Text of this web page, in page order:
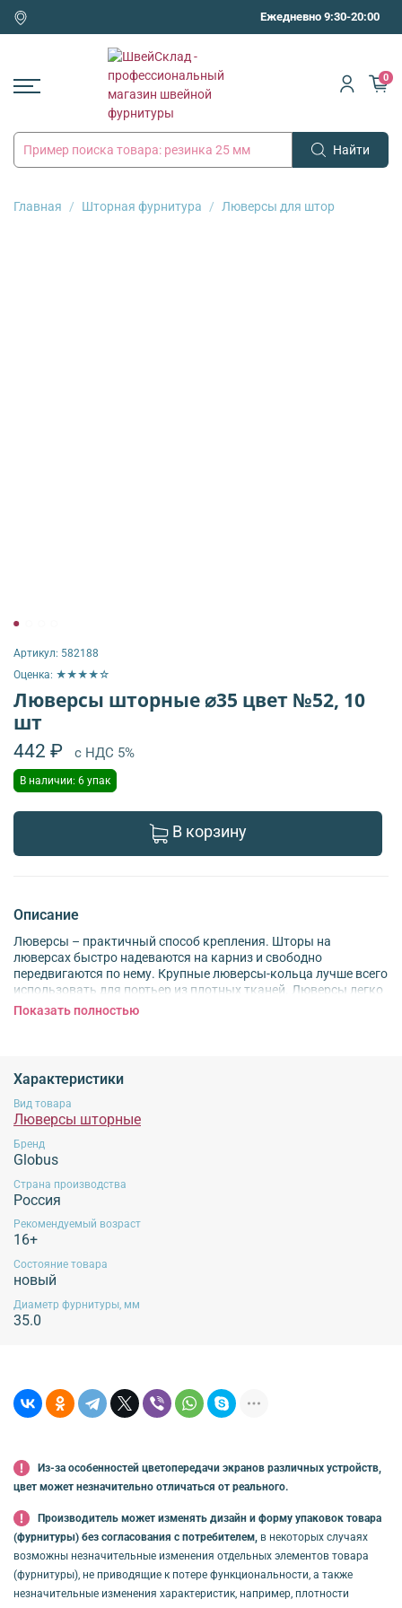
Ежедневно 9:30-20:00
Найти
0
Главная Шторная фурнитура Люверсы для штор
Артикул: 582188
Оценка: ★★★★☆
Люверсы шторные ⌀35 цвет №52, 10
шт
442 ₽ с НДС 5%
В наличии: 6 упак
В корзину
Описание
Люверсы – практичный способ крепления. Шторы на
люверсах быстро надеваются на карниз и свободно
передвигаются по нему. Крупные люверсы-кольца лучше всего
использовать для портьер из плотных тканей. Люверсы легко
снимаются, если шторы нужно постирать. Рекомендации:
вставлять люверсы, лучше обметать, чтобы ткань не
повредилась при стирке. Размер: диаметр 35 мм.
Обязательной сертификации не подлежит!
Показать полностью
Характеристики
Вид товара
Люверсы шторные
Бренд
Globus
Страна производства
Россия
Рекомендуемый возраст
16+
Состояние товара
новый
Диаметр фурнитуры, мм
35.0
Из-за особенностей цветопередачи экранов различных устройств,
цвет может незначительно отличаться от реального.
Производитель может изменять дизайн и форму упаковок товара
(фурнитуры) без согласования с потребителем, в некоторых случаях
возможны незначительные изменения отдельных элементов товара
(фурнитуры), не приводящие к потере функциональности, а также
незначительные изменения характеристик, например, плотности